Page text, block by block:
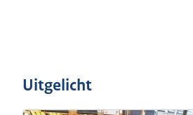
Uitgelicht